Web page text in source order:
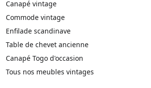
Canapé vintage
Commode vintage
Enfilade scandinave
Table de chevet ancienne
Canapé Togo d'occasion
Tous nos meubles vintages